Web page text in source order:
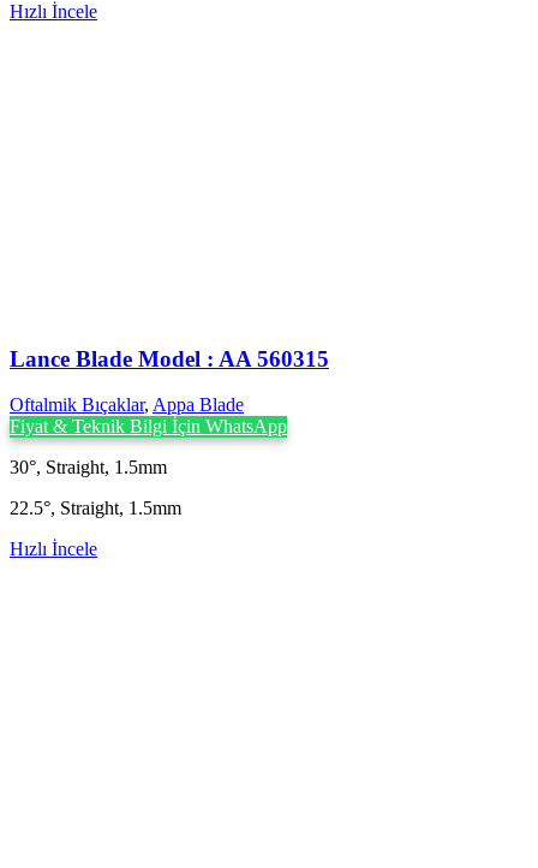
Hızlı İncele
Lance Blade Model : AA 560315
Oftalmik Bıçaklar, Appa Blade
Fiyat & Teknik Bilgi İçin WhatsApp
30°, Straight, 1.5mm
22.5°, Straight, 1.5mm
Hızlı İncele